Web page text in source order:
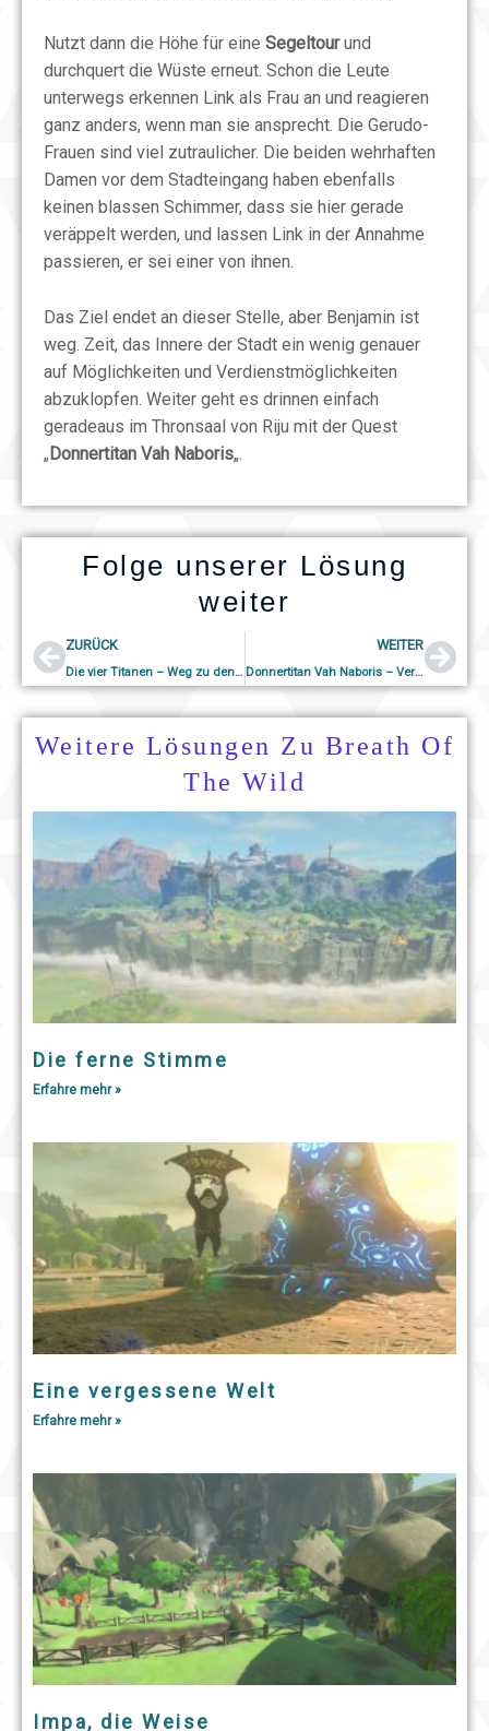
Nutzt dann die Höhe für eine Segeltourund
durchquert die Wüste erneut. Schon die Leute
unterwegs erkennen Link als Frau an und reagieren
ganz anders, wenn man sie ansprecht. Die Gerudo-
Frauen sind viel zutraulicher. Die beiden wehrhaften
Damen vor dem Stadteingang haben ebenfalls
keinen blassen Schimmer, dass sie hier gerade
veräppelt werden, und lassen Link in der Annahme
passieren, er sei einer von ihnen.
Das Ziel endet an dieser Stelle, aber Benjamin ist
weg. Zeit, das Innere der Stadt ein wenig genauer
auf Möglichkeiten und Verdienstmöglichkeiten
abzuklopfen. Weiter geht es drinnen einfach
geradeaus im Thronsaal von Riju mit der Quest
„ Donnertitan Vah Naboris„.
Folge unserer Lösung
weiter
Prev
ZURÜCK
Die vier Titanen – Weg zu den Gerudos
WEITER
Donnertitan Vah Naboris – Versteck der Yiga
Weitere Lösungen Zu Breath Of
The Wild
Die ferne Stimme
Erfahre mehr »
Eine vergessene Welt
Erfahre mehr »
Impa, die Weise